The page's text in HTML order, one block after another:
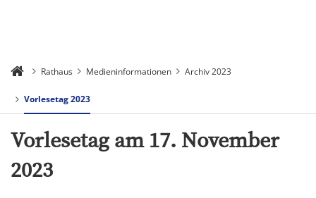
Rathaus Medieninformationen Archiv 2023
Vorlesetag 2023
Vorlesetag am 17. November
2023